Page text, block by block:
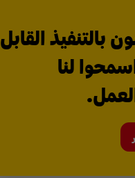
بالتنفيذ القابل
لنا